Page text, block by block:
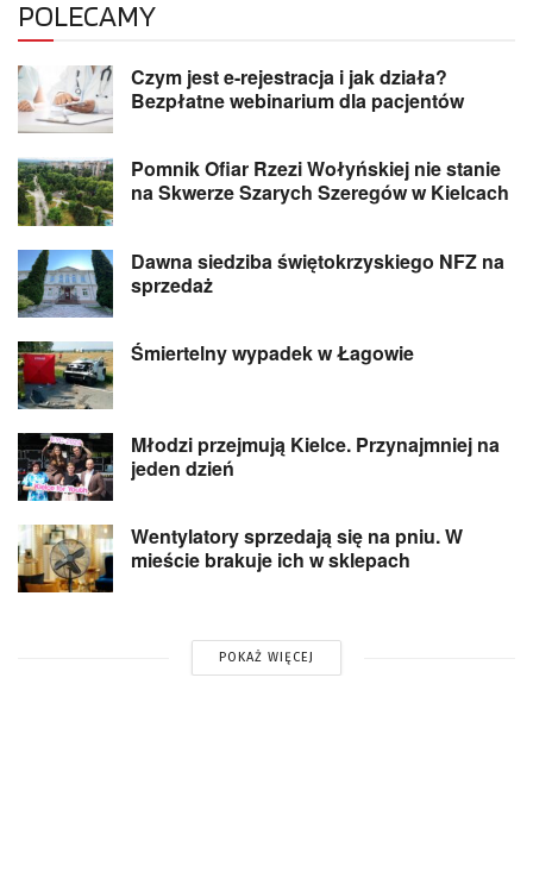
POLECAMY
Czym jest e-rejestracja i jak działa?
Bezpłatne webinarium dla pacjentów
Pomnik Ofiar Rzezi Wołyńskiej nie stanie
na Skwerze Szarych Szeregów w Kielcach
Dawna siedziba świętokrzyskiego NFZ na
sprzedaż
Śmiertelny wypadek w Łagowie
Młodzi przejmują Kielce. Przynajmniej na
jeden dzień
Wentylatory sprzedają się na pniu. W
mieście brakuje ich w sklepach
POKAŻ WIĘCEJ